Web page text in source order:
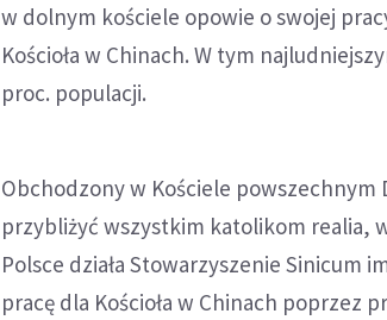
w dolnym kościele opowie o swojej
Kościoła w Chinach. W tym
proc. populacji.
Obchodzony w Kościele powszechnym
przybliżyć wszystkim katolikom realia,
Polsce działa Stowarzyszenie Sinicum
pracę dla Kościoła w Chinach poprzez